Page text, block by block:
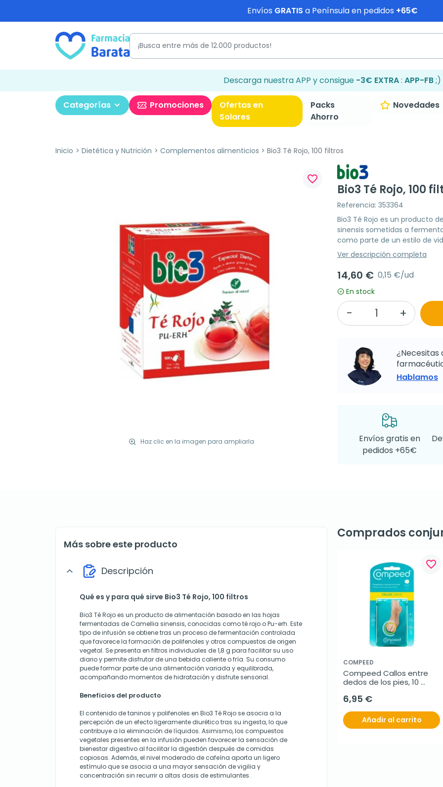
Envíos GRATIS a Península en pedidos +65€
Descarga nuestra APP y consigue -3€ EXTRA: APP-FB;)
Categorías Promociones
Ofertas en
Solares
Packs
Ahorro
Novedades
Inicio Dietética y Nutrición Complementos alimenticios Bio3 Té Rojo, 100 filtros
Haz clic en la imagen para ampliarla
favorite_border
Bio3 Té Rojo, 100
Referencia: 353364
Bio3 Té Rojo es un producto
sinensis sometidas a
como parte de un estilo de
Ver descripción completa
14,60 € 0,15 €/ud
En stock
¿Necesitas
Hablamos
Envíos gratis en
pedidos +65€
Más sobre este producto
expand_more Descripción
Qué es y para qué sirve Bio3 Té Rojo, 100 filtros
Bio3 Té Rojo es un producto de alimentación basado en las hojas
fermentadas de Camellia sinensis, conocidas como té rojo o Pu-erh. Este
tipo de infusión se obtiene tras un proceso de fermentación controlada
que favorece la formación de polifenoles y otros compuestos de origen
vegetal. Se presenta en filtros individuales de 1,8 g para facilitar su uso
diario y permite disfrutar de una bebida caliente o fría. Su consumo
puede formar parte de una alimentación variada y equilibrada,
acompañando momentos de hidratación y disfrute sensorial.
Beneficios del producto
El contenido de taninos y polifenoles en Bio3 Té Rojo se asocia a la
percepción de un efecto ligeramente diurético tras su ingesta, lo que
contribuye a la eliminación de líquidos. Asimismo, los compuestos
vegetales presentes en la infusión pueden favorecer la sensación de
bienestar digestivo al facilitar la digestión después de comidas
copiosas. Además, el nivel moderado de cafeína aporta un ligero
estímulo que se asocia a una mayor sensación de vigilia y
concentración sin recurrir a altas dosis de estimulantes.
Comprados
favorite_border
COMPEED
Compeed Callos entre
dedos de los pies, 10
6,95 €
Añadir al carrito